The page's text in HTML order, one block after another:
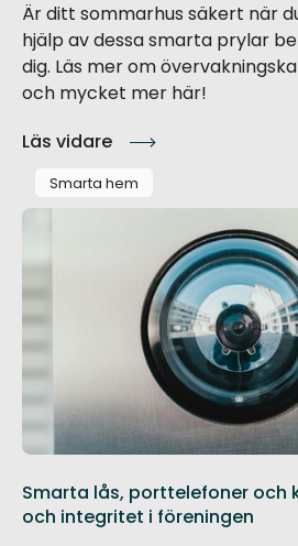
Är ditt sommarhus säkert när
hjälp av dessa smarta prylar
dig. Läs mer om
och mycket mer här!
Läs vidare
Smarta hem
Smarta lås, porttelefoner och
och integritet i föreningen